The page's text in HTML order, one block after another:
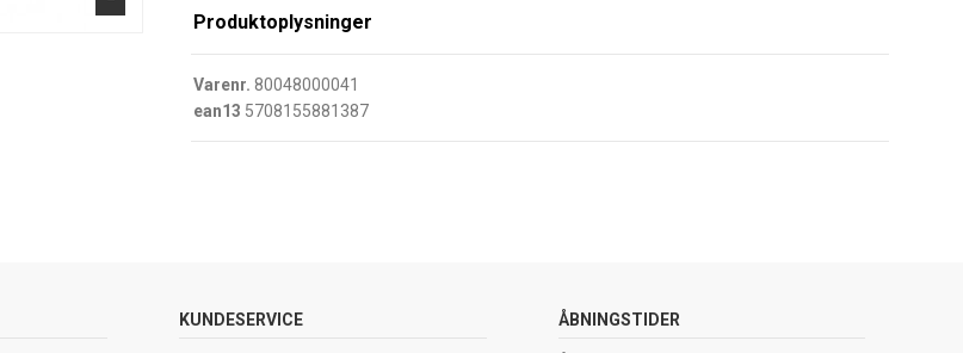
Produktoplysninger
Varenr. 80048000041
ean13 5708155881387
KUNDESERVICE ÅBNINGSTIDER